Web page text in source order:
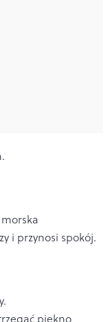
i przynosi spokój.
piękno